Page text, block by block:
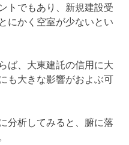
トでもあり、新規建設受
にかく空室が少ないとい
ば、大東建託の信用に大
も大きな影響がおよぶ可
分析してみると、腑に落